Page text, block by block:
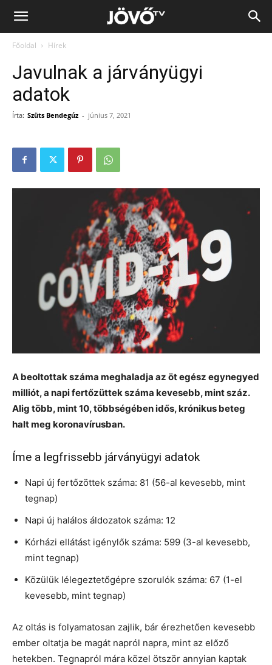
Jövő
Főoldal Hírek
Javulnak a járványügyi
adatok
Írta: Szüts Bendegúz - június 7, 2021
A beoltottak száma meghaladja az öt egész egynegyed
milliót, a napi fertőzüttek száma kevesebb, mint száz.
Alig több, mint 10, többségében idős, krónikus beteg
halt meg koronavírusban.
Íme a legfrissebb járványügyi adatok
Napi új fertőzöttek száma: 81 (56-al kevesebb, mint
tegnap)
Napi új halálos áldozatok száma: 12
Kórházi ellátást igénylők száma: 599 (3-al kevesebb,
mint tegnap)
Közülük lélegeztetőgépre szorulók száma: 67 (1-el
kevesebb, mint tegnap)
Az oltás is folyamatosan zajlik, bár érezhetően kevesebb
ember oltatja be magát napról napra, mint az előző
hetekben. Tegnapról mára közel ötször annyian kaptak